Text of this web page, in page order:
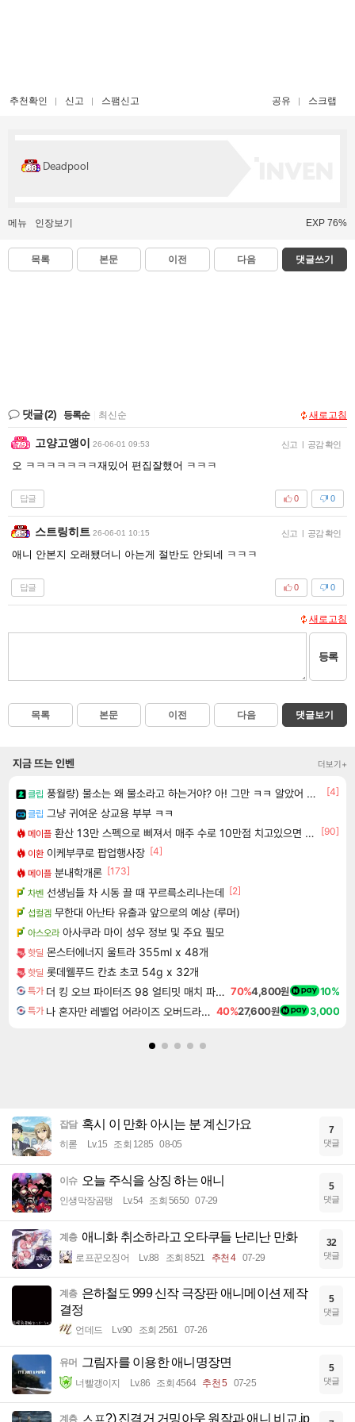
추천확인 신고 스팸신고 공유 스크랩
Deadpool
메뉴 인장보기 EXP 76%
목록 본문 이전 다음 댓글쓰기
댓글(2) 등록순 최신순 새로고침
고양고앵이 26-06-01 09:53 신고 | 공감 확인
오 ㅋㅋㅋㅋㅋㅋㅋ재밌어 편집잘했어 ㅋㅋㅋ
답글 0
0
스트링히트 26-06-01 10:15 신고 | 공감 확인
애니 안본지 오래됐더니 아는게 절반도 안되네 ㅋㅋㅋ
답글 0
0
새로고침
등록
목록 본문 이전 다음 댓글보기
지금 뜨는 인벤 더보기+
클립 풍월량) 물소는 왜 물소라고 하는거야? 아! 그만 ㅋㅋ 알았어 ㅋㅋ
[4]
클립 그냥 귀여운 상교용 부부 ㅋㅋ
메이플 환산 13만 스펙으로 삐져서 매주 수로 10만점 치고있으면 ㅋㅋ
[90]
이환 이케부쿠로 팝업행사장 [4]
메이플 분내학개론 [173]
차벤 선생님들 차 시동 끌 때 꾸르륵소리나는데 [2]
섭컬겜 무한대 아난타 유출과 앞으로의 예상 (루머)
아스오라 아사쿠라 마이 성우 정보 및 주요 필모
핫딜 몬스터에너지 울트라 355ml x 48개
핫딜 롯데웰푸드 칸쵸 초코 54g x 32개
특가 더 킹 오브 파이터즈 98 얼티밋 매치 파이널 에디션 THE KING OF FIGHTERS 98 ULTIMATE MATCH FINAL EDITION 70%4,800원 10%
특가 나 혼자만 레벨업 어라이즈 오버드라이브 Solo Leveling Arise 40%27,600원 3,000
잡담 혹시 이 만화 아시는 분 계신가요
히롣 Lv.15 조회 1285 08-05
7
댓글
이슈 오늘 주식을 상징 하는 애니
인생막장곰탱 Lv.54 조회 5650 07-29
5
댓글
계층 애니화 취소하라고 오타쿠들 난리난 만화
로프꾼오징어 Lv.88 조회 8521 추천 4 07-29
32
댓글
계층 은하철도 999 신작 극장판 애니메이션 제작
결정
언데드 Lv.90 조회 2561 07-26
5
댓글
유머 그림자를 이용한 애니명장면
너빨갱이지 Lv.86 조회 4564 추천 5 07-25
5
댓글
계층 ㅅㅍ?) 진격거 거밍아웃 원작과 애니 비교.jp